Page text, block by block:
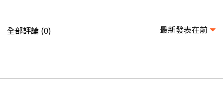
全部評論 (0) 最新發表在前